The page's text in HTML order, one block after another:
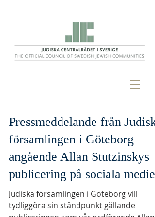
Pressmeddelande från Judiska
församlingen i Göteborg
angående Allan Stutzinskys
publicering på sociala medier
Judiska församlingen i Göteborg vill
tydliggöra sin ståndpunkt gällande